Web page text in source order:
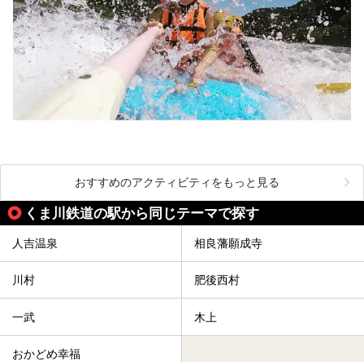
おすすめのアクティビティをもっと見る
くま川鉄道の駅から同じテーマで探す
人吉温泉 相良藩願成寺
川村 肥後西村
一武 木上
おかどめ幸福